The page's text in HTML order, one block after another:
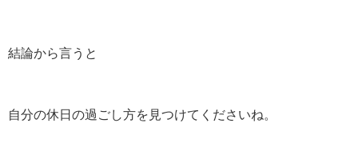
結論から言うと
自分の休日の過ごし方を見つけてくださいね。